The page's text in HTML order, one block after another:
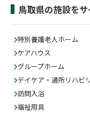
鳥取県の施設を
特別養護老人ホーム
ケアハウス
グループホーム
デイケア・通所リハビリ
訪問入浴
福祉用具